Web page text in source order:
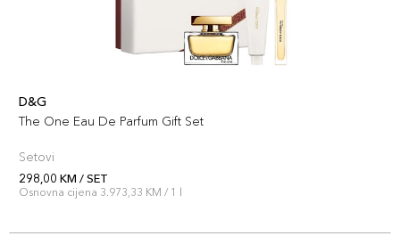
D&G
The One Eau De Parfum Gift Set
Setovi
298,00 KM / SET
Osnovna cijena 3.973,33 KM / 1 l